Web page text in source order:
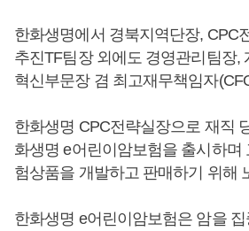
한화생명에서 경북지역단장, CPC
추진TF팀장 외에도 경영관리팀장,
혁신부문장 겸 최고재무책임자
한화생명 CPC전략실장으로 재직
화생명 e어린이암보험을 출시하며
험상품을 개발하고 판매하기 위해
한화생명 e어린이암보험은 암을